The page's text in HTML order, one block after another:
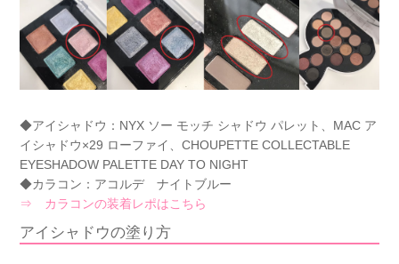
◆アイシャドウ：NYX ソー モッチ シャドウ パレット、MAC ア
イシャドウ×29 ローファイ、CHOUPETTE COLLECTABLE
EYESHADOW PALETTE DAY TO NIGHT
◆カラコン：アコルデ ナイトブルー
⇒ カラコンの装着レポはこちら
アイシャドウの塗り方